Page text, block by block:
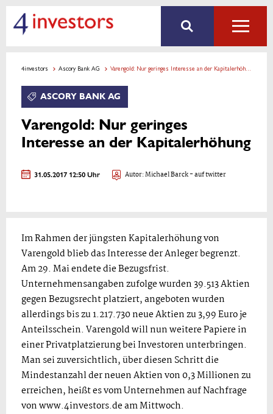
4investors Ascory Bank AG Varengold: Nur geringes Interesse an der Kapitalerhöhung
ASCORY BANK AG
Varengold: Nur geringes
Interesse an der Kapitalerhöhung
31.05.2017 12:50 Uhr Autor:Michael Barck- auf twitter
Im Rahmen der jüngsten Kapitalerhöhung von
Varengold blieb das Interesse der Anleger begrenzt.
Am 29. Mai endete die Bezugsfrist.
Unternehmensangaben zufolge wurden 39.513 Aktien
gegen Bezugsrecht platziert, angeboten wurden
allerdings bis zu 1.217.730 neue Aktien zu 3,99 Euro je
Anteilsschein. Varengold will nun weitere Papiere in
einer Privatplatzierung bei Investoren unterbringen.
Man sei zuversichtlich, über diesen Schritt die
Mindestanzahl der neuen Aktien von 0,3 Millionen zu
erreichen, heißt es vom Unternehmen auf Nachfrage
von www.4investors.de am Mittwoch.